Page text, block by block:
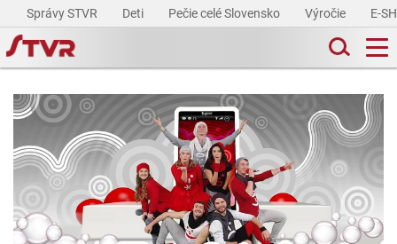
Správy STVR Deti Pečie celé Slovensko Výročie E-